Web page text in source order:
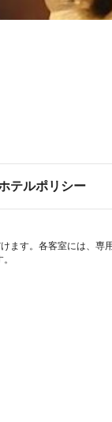
テルポリシー
す。各客室には、